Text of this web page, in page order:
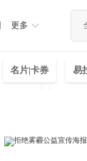
更多
名片|卡券 易